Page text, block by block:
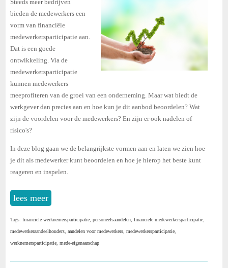
Steeds meer bedrijven
bieden de medewerkers een
vorm van financiële
medewerkersparticipatie aan.
Dat is een goede
ontwikkeling. Via de
medewerkersparticipatie
kunnen medewerkers
meeprofiteren van de groei van een onderneming. Maar wat biedt de
werkgever dan precies aan en hoe kun je dit aanbod beoordelen? Wat
zijn de voordelen voor de medewerkers? En zijn er ook nadelen of
risico's?
In deze blog gaan we de belangrijkste vormen aan en laten we zien hoe
je dit als medewerker kunt beoordelen en hoe je hierop het beste kunt
reageren en inspelen.
lees meer
Tags:financiele werknemersparticipatie ,personeelsaandelen ,financiële medewerkersparticipatie
medewerkeraandeelhouders ,aandelen voor medewerkers ,medewerkersparticipatie
werknemersparticipatie ,mede-eigenaarschap